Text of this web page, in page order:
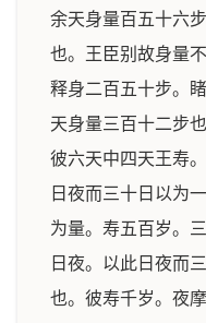
余天身量百五十六
也。王臣别故身量
释身二百五十步。
天身量三百十二步
彼六天中四天王寿
日夜而三十日以为
为量。寿五百岁。
日夜。以此日夜而
也。彼寿千岁。夜